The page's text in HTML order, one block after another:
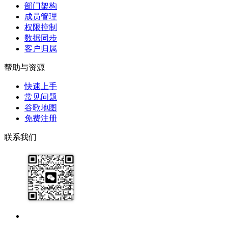
部门架构
成员管理
权限控制
数据同步
客户归属
帮助与资源
快速上手
常见问题
谷歌地图
免费注册
联系我们